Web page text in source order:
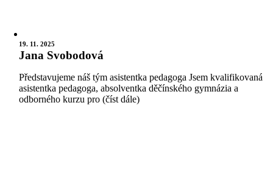
19. 11. 2025
Jana Svobodová
Představujeme náš tým asistentka pedagoga Jsem kvalifikovaná
asistentka pedagoga, absolventka děčínského gymnázia a
odborného kurzu pro (číst dále)